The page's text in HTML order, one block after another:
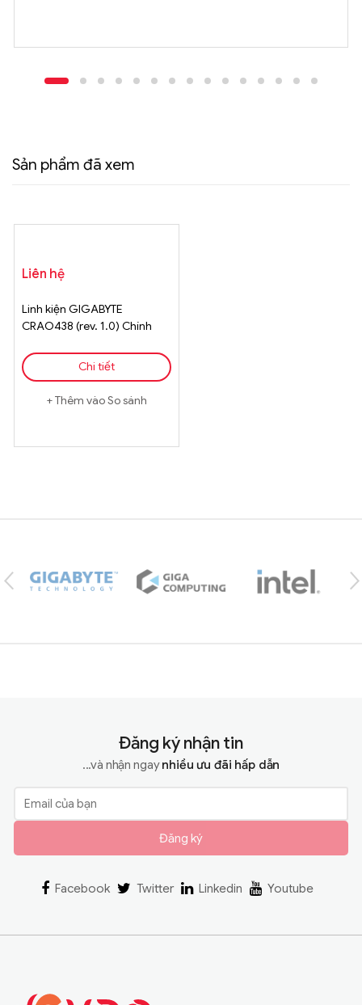
Sản phẩm đã xem
Liên hệ
Linh kiện GIGABYTE
CRAO438 (rev. 1.0) Chính
Chi tiết
Thêm vào So sánh
Đăng ký nhận tin
...và nhận ngaynhiều ưu đãi hấp dẫn
Đăng ký
Facebook Twitter Linkedin Youtube